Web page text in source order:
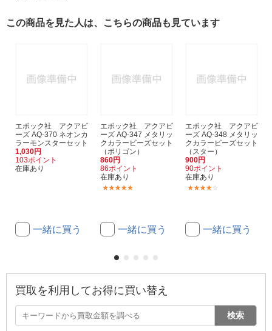
この商品を見た人は、こちらの商品も見ています
エポック社 アクアビ
ーズ AQ-370 ネオンカ
ラーモンスターセット
1,030円
103ポイント
在庫あり
一緒に買う
エポック社 アクアビ
ーズ AQ-347 メタリッ
クカラービーズセット
（ポリゴン）
860円
86ポイント
在庫あり
一緒に買う
エポック社 アクアビ
ーズ AQ-348 メタリッ
クカラービーズセット
（スター）
900円
90ポイント
在庫あり
一緒に買う
買取を利用してお得に買い替え
検索